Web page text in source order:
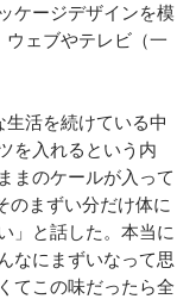
ケージデザインを模
ウェブやテレビ（一
活を続けている中
を入れるという内
まのケールが入って
のまずい分だけ体に
」と話した。本当に
なにまずいなって思
てこの味だったら全